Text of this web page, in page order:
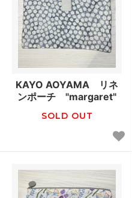
KAYO AOYAMA リネ
ンポーチ "margaret"
SOLD OUT